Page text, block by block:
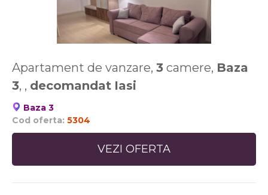
Apartament de vanzare, 3 camere, Baza
3, , decomandat Iasi
Baza 3
Cod oferta: 5304
VEZI OFERTA